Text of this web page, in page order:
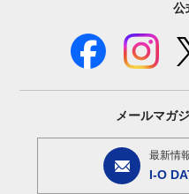
公
メールマガ
最新情
I-O